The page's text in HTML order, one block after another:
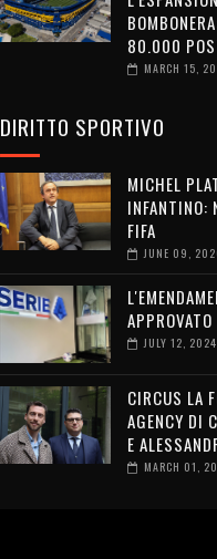
80.000
MARCH 15,
DIRITTO SPORTIVO
MICHEL
INFANTINO:
FIFA
JUNE 09,
APPROVATO
JULY 12, 2024
CIRCUS LA
AGENCY DI
E
MARCH 01,